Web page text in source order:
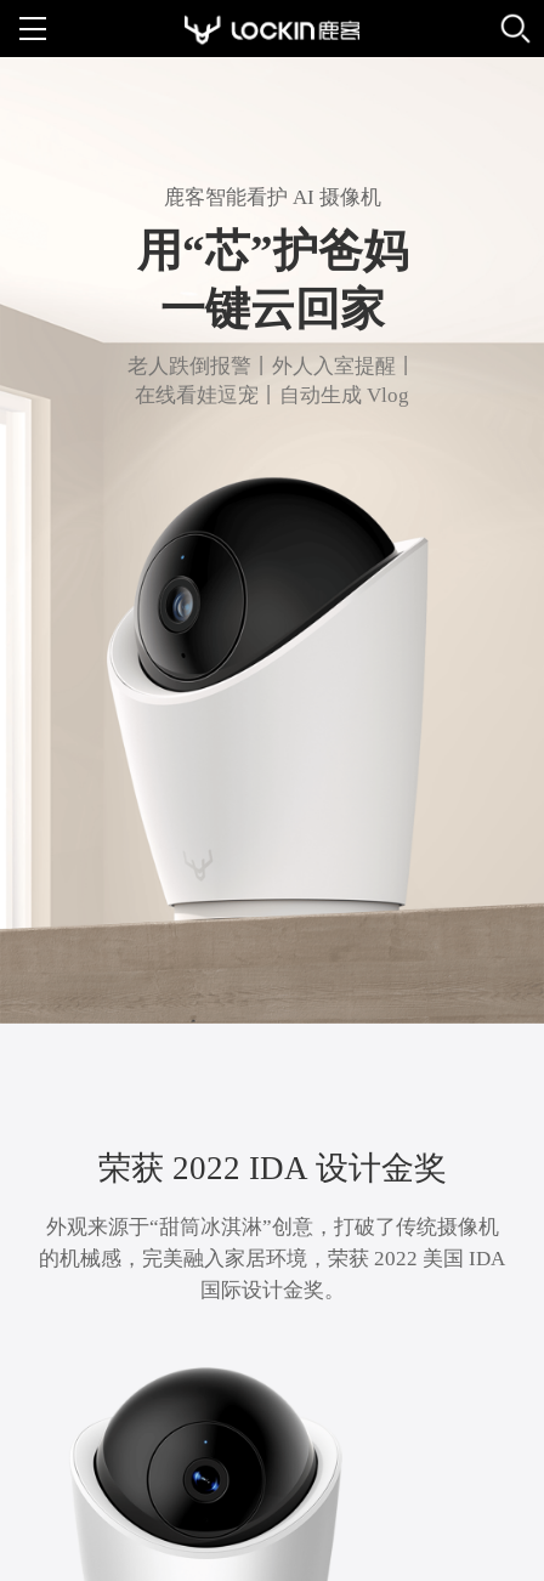
公司首页
鹿客智能看护 AI 摄像机
用“芯”护爸妈
一键云回家
老人跌倒报警丨外人入室提醒丨
在线看娃逗宠丨自动生成 Vlog
荣获 2022 IDA 设计金奖
外观来源于“甜筒冰淇淋”创意，打破了传统摄像机
的机械感，完美融入家居环境，荣获 2022 美国 IDA
国际设计金奖。